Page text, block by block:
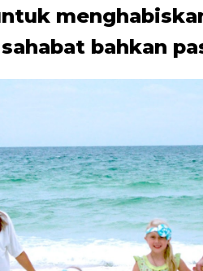
bahkan